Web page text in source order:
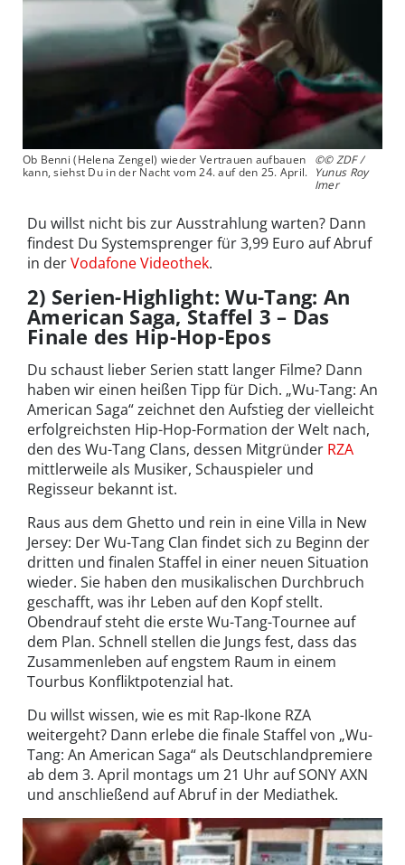
Ob Benni (Helena Zengel) wieder Vertrauen aufbauen
kann, siehst Du in der Nacht vom 24. auf den 25. April.
©© ZDF /
Yunus Roy
Imer
Du willst nicht bis zur Ausstrahlung warten? Dann
findest Du Systemsprenger für 3,99 Euro auf Abruf
in derVodafone Videothek.
2) Serien-Highlight: Wu-Tang: An
American Saga, Staffel 3 – Das
Finale des Hip-Hop-Epos
Du schaust lieber Serien statt langer Filme? Dann
haben wir einen heißen Tipp für Dich. „Wu-Tang: An
American Saga“ zeichnet den Aufstieg der vielleicht
erfolgreichsten Hip-Hop-Formation der Welt nach,
den des Wu-Tang Clans, dessen Mitgründer RZA
mittlerweile als Musiker, Schauspieler und
Regisseur bekannt ist.
Raus aus dem Ghetto und rein in eine Villa in New
Jersey: Der Wu-Tang Clan findet sich zu Beginn der
dritten und finalen Staffel in einer neuen Situation
wieder. Sie haben den musikalischen Durchbruch
geschafft, was ihr Leben auf den Kopf stellt.
Obendrauf steht die erste Wu-Tang-Tournee auf
dem Plan. Schnell stellen die Jungs fest, dass das
Zusammenleben auf engstem Raum in einem
Tourbus Konfliktpotenzial hat.
Du willst wissen, wie es mit Rap-Ikone RZA
weitergeht? Dann erlebe die finale Staffel von „Wu-
Tang: An American Saga“ als Deutschlandpremiere
ab dem 3. April montags um 21 Uhr auf SONY AXN
und anschließend auf Abruf in der Mediathek.